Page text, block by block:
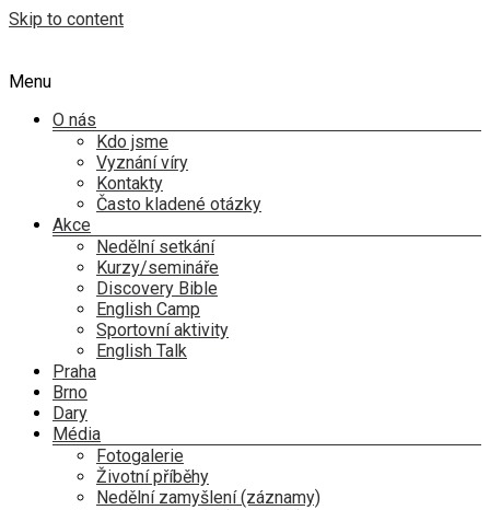
Skip to content
Menu
O nás
Kdo jsme
Vyznání víry
Kontakty
Často kladené otázky
Akce
Nedělní setkání
Kurzy/semináře
Discovery Bible
English Camp
Sportovní aktivity
English Talk
Praha
Brno
Dary
Média
Fotogalerie
Životní příběhy
Nedělní zamyšlení (záznamy)